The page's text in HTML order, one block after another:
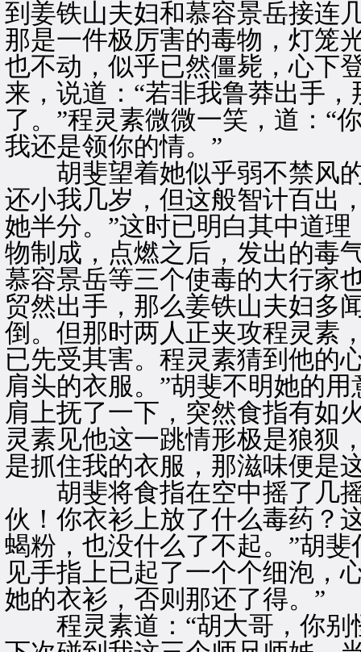
到姜铁山夫妇和慕容景岳接连
那是一件极厉害的毒物，灯笼
也不动，似乎已然僵毙，心下
来，说道：“若非我鲁莽出手
了。”程灵素微微一笑，道：“
我还是领你的情。”
胡斐望着她似乎弱不禁风的
还小我几岁，但这般智计百出
她半分。”这时已明白其中道
物制成，点燃之后，发出的毒
慕容景岳等三个使毒的大行家
贸然出手，那么姜铁山夫妇多
倒。但那时两人正夹攻程灵素
已先受其害。程灵素猜到他的
肩头的衣服。”胡斐不明她的
肩上抚了一下，突然食指有如
灵素见他这一跳情形极是狼狈
是抓住我的衣服，那滋味便是
胡斐将食指在空中摇了几摇
伙！你衣衫上放了什么毒药？
蝎粉，也没什么了不起。”胡
见手指上已起了一个个细泡，
她的衣衫，否则那还了得。”
程灵素道：“胡大哥，你别